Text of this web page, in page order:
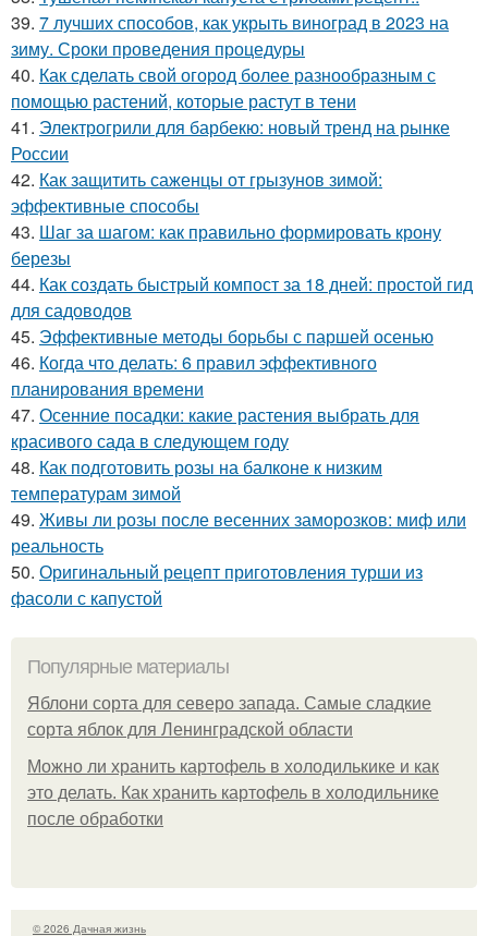
39. 7 лучших способов, как укрыть виноград в 2023 на
зиму. Сроки проведения процедуры
40. Как сделать свой огород более разнообразным с
помощью растений, которые растут в тени
41. Электрогрили для барбекю: новый тренд на рынке
России
42. Как защитить саженцы от грызунов зимой:
эффективные способы
43. Шаг за шагом: как правильно формировать крону
березы
44. Как создать быстрый компост за 18 дней: простой гид
для садоводов
45. Эффективные методы борьбы с паршей осенью
46. Когда что делать: 6 правил эффективного
планирования времени
47. Осенние посадки: какие растения выбрать для
красивого сада в следующем году
48. Как подготовить розы на балконе к низким
температурам зимой
49. Живы ли розы после весенних заморозков: миф или
реальность
50. Оригинальный рецепт приготовления турши из
фасоли с капустой
Популярные материалы
Яблони сорта для северо запада. Самые сладкие
сорта яблок для Ленинградской области
Можно ли хранить картофель в холодилькике и как
это делать. Как хранить картофель в холодильнике
после обработки
© 2026 Дачная жизнь